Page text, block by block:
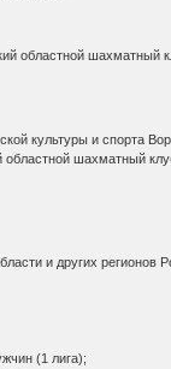
областной
культуры и спорта
шахматный
и других регионов
(1 лига);